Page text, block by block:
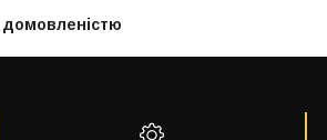
домовленістю